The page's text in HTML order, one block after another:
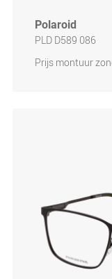
Polaroid
PLD D589 086
Prijs montuur